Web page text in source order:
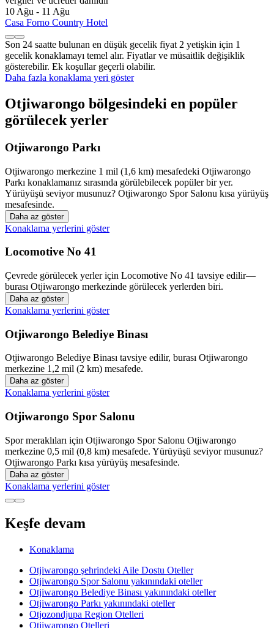
10 Ağu - 11 Ağu
Casa Forno Country Hotel
Son 24 saatte bulunan en düşük gecelik fiyat 2 yetişkin için 1
gecelik konaklamayı temel alır. Fiyatlar ve müsaitlik değişiklik
gösterebilir. Ek koşullar geçerli olabilir.
Daha fazla konaklama yeri göster
Otjiwarongo bölgesindeki en popüler
görülecek yerler
Otjiwarongo Parkı
Otjiwarongo merkezine 1 mil (1,6 km) mesafedeki Otjiwarongo
Parkı konaklamanız sırasında görülebilecek popüler bir yer.
Yürüyüşü seviyor musunuz? Otjiwarongo Spor Salonu kısa yürüyüş
mesafesinde.
Daha az göster
Konaklama yerlerini göster
Locomotive No 41
Çevrede görülecek yerler için Locomotive No 41 tavsiye edilir—
burası Otjiwarongo merkezinde görülecek yerlerden biri.
Daha az göster
Konaklama yerlerini göster
Otjiwarongo Belediye Binası
Otjiwarongo Belediye Binası tavsiye edilir, burası Otjiwarongo
merkezine 1,2 mil (2 km) mesafede.
Daha az göster
Konaklama yerlerini göster
Otjiwarongo Spor Salonu
Spor meraklıları için Otjiwarongo Spor Salonu Otjiwarongo
merkezine 0,5 mil (0,8 km) mesafede. Yürüyüşü seviyor musunuz?
Otjiwarongo Parkı kısa yürüyüş mesafesinde.
Daha az göster
Konaklama yerlerini göster
Keşfe devam
Konaklama
Otjiwarongo şehrindeki Aile Dostu Oteller
Otjiwarongo Spor Salonu yakınındaki oteller
Otjiwarongo Belediye Binası yakınındaki oteller
Otjiwarongo Parkı yakınındaki oteller
Otjozondjupa Region Otelleri
Otjiwarongo Otelleri